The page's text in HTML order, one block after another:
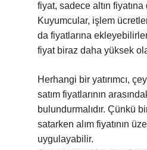
fiyat, sadece altın fiyatına
Kuyumcular, işlem
da fiyatlarına
fiyat biraz daha yüksek
Herhangi bir yatırımcı,
satım fiyatlarının
bulundurmalıdır. Çünkü
satarken alım fiyatının
uygulayabilir.